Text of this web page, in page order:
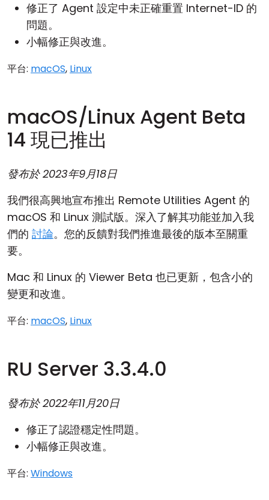
修正了 Agent 設定中未正確重置 Internet-ID 的
問題。
小幅修正與改進。
平台: macOS, Linux
macOS/Linux Agent Beta
14 現已推出
發布於2023年9月18日
我們很高興地宣布推出 Remote Utilities Agent 的
macOS 和 Linux 測試版。深入了解其功能並加入我
們的 討論。您的反饋對我們推進最後的版本至關重
要。
Mac 和 Linux 的 Viewer Beta 也已更新，包含小的
變更和改進。
平台: macOS, Linux
RU Server 3.3.4.0
發布於2022年11月20日
修正了認證穩定性問題。
小幅修正與改進。
平台: Windows